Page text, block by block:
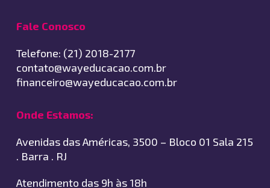
Fale Conosco
Telefone: (21) 2018-2177
contato@wayeducacao.com.br
financeiro@wayeducacao.com.br
Onde Estamos:
Avenidas das Américas, 3500 – Bloco 01 Sala 215
. Barra . RJ
Atendimento das 9h às 18h